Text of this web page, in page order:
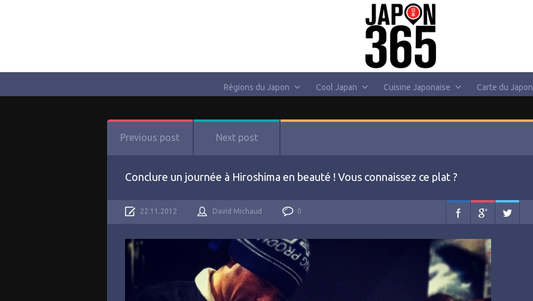
Régions du Japon Cool Japan Cuisine Japonaise Carte du Japon
Previous post Next post
Conclure un journée à Hiroshima en beauté ! Vous connaissez ce plat ?
22.11.2012 David Michaud 0